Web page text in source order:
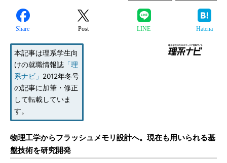
Share Post LINE Hatena
本記事は理系学生向
けの就職情報誌 「理
系ナビ」 2012年冬号
の記事に加筆・修正
して転載していま
す。
物理工学からフラッシュメモリ設計へ。現在も用いられる基
盤技術を研究開発